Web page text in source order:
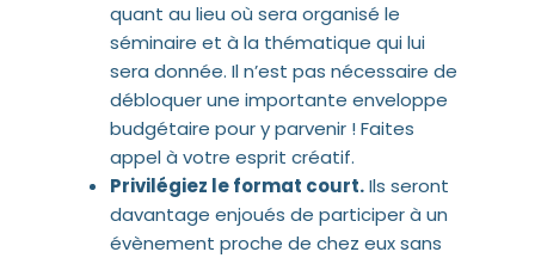
quant au lieu où sera organisé le
séminaire et à la thématique qui lui
sera donnée. Il n’est pas nécessaire de
débloquer une importante enveloppe
budgétaire pour y parvenir ! Faites
appel à votre esprit créatif.
Privilégiez le format court.Ils seront
davantage enjoués de participer à un
évènement proche de chez eux sans